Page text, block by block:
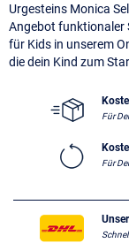
Urgesteins Monica
Angebot funktionaler
für Kids in unserem
die dein Kind zum
Für
Für